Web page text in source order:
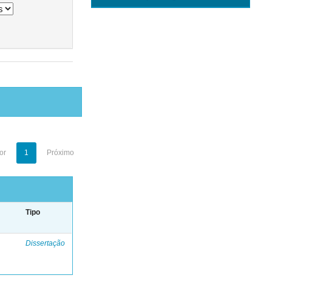
1 Próximo
Tipo
Dissertação